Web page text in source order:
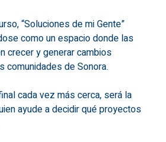
“Soluciones de mi Gente”
como un espacio donde las
crecer y generar cambios
comunidades de Sonora.
cada vez más cerca, será la
ayude a decidir qué proyectos